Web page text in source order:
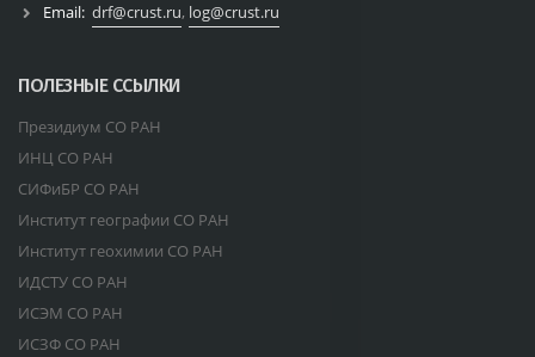
Email: drf@crust.ru, log@crust.ru
ПОЛЕЗНЫЕ ССЫЛКИ
Президиум СО РАН
ИНЦ СО РАН
СИФиБР СО РАН
Институт географии СО РАН
Институт геохимии СО РАН
ИДСТУ СО РАН
ИСЭМ СО РАН
ИСЗФ СО РАН